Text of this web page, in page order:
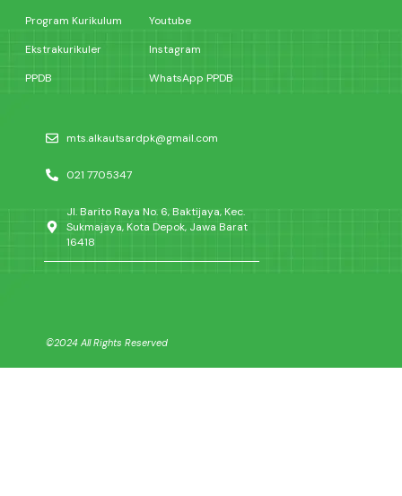
Program Kurikulum
Ekstrakurikuler
PPDB
Youtube
Instagram
WhatsApp PPDB
mts.alkautsardpk@gmail.com
021 7705347
Jl. Barito Raya No. 6, Baktijaya, Kec.
Sukmajaya, Kota Depok, Jawa Barat
16418
©2024 All Rights Reserved